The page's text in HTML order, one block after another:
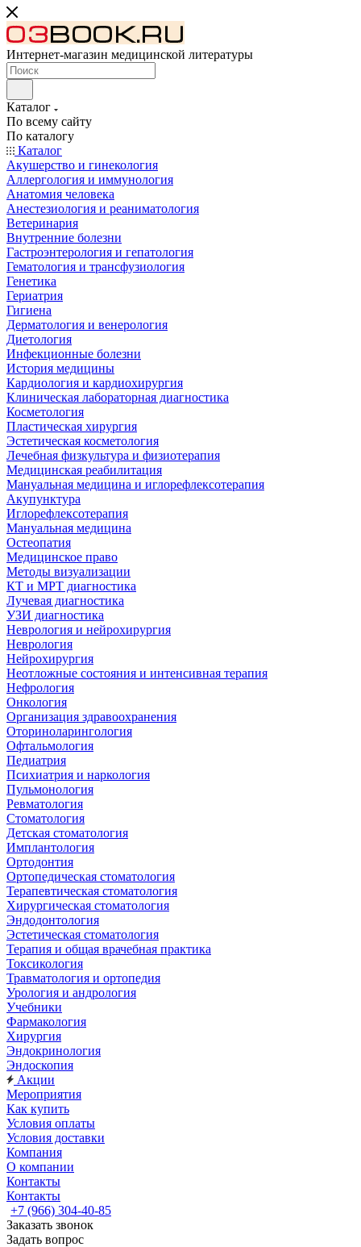
Интернет-магазин медицинской литературы
Каталог
По всему сайту
По каталогу
Каталог
Акушерство и гинекология
Аллергология и иммунология
Анатомия человека
Анестезиология и реаниматология
Ветеринария
Внутренние болезни
Гастроэнтерология и гепатология
Гематология и трансфузиология
Генетика
Гериатрия
Гигиена
Дерматология и венерология
Диетология
Инфекционные болезни
История медицины
Кардиология и кардиохирургия
Клиническая лабораторная диагностика
Косметология
Пластическая хирургия
Эстетическая косметология
Лечебная физкультура и физиотерапия
Медицинская реабилитация
Мануальная медицина и иглорефлексотерапия
Акупунктура
Иглорефлексотерапия
Мануальная медицина
Остеопатия
Медицинское право
Методы визуализации
КТ и МРТ диагностика
Лучевая диагностика
УЗИ диагностика
Неврология и нейрохирургия
Неврология
Нейрохирургия
Неотложные состояния и интенсивная терапия
Нефрология
Онкология
Организация здравоохранения
Оториноларингология
Офтальмология
Педиатрия
Психиатрия и наркология
Пульмонология
Ревматология
Стоматология
Детская стоматология
Имплантология
Ортодонтия
Ортопедическая стоматология
Терапевтическая стоматология
Хирургическая стоматология
Эндодонтология
Эстетическая стоматология
Терапия и общая врачебная практика
Токсикология
Травматология и ортопедия
Урология и андрология
Учебники
Фармакология
Хирургия
Эндокринология
Эндоскопия
Акции
Мероприятия
Как купить
Условия оплаты
Условия доставки
Компания
О компании
Контакты
Контакты
+7 (966) 304-40-85
Заказать звонок
Задать вопрос